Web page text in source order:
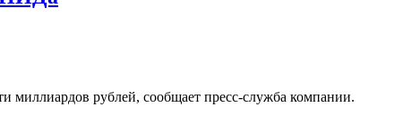
миллиардов рублей, сообщает пресс-служба компании.